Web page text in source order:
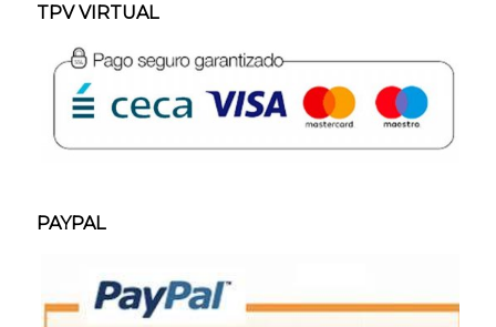
TPV VIRTUAL
PAYPAL